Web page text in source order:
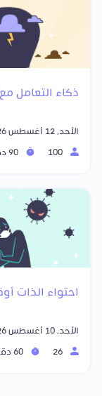
ذكاء التعامل
الأحد, 12 أغسطس 2026 | 09:00 م - 10:30 م
احتواء الذات
الأحد, 10 أغسطس 2026 | 07:00 م - 08:00 م